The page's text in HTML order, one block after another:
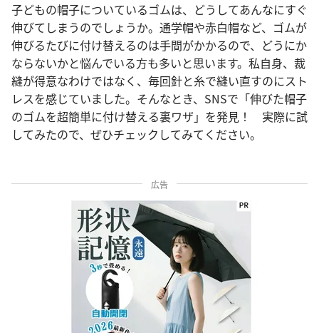
子どもの帽子についているゴムは、どうしてあんなにすぐ
伸びてしまうのでしょうか。通学帽や赤白帽など、ゴムが
伸びるたびに付け替えるのは手間がかかるので、どうにか
ならないかと悩んでいる方も多いと思います。私自身、裁
縫が得意なわけではなく、毎回針と糸で縫い直すのにスト
レスを感じていました。そんなとき、SNSで「伸びた帽子
のゴムを超簡単に付け替える裏ワザ」を発見！ 実際に試
してみたので、ぜひチェックしてみてください。
広告